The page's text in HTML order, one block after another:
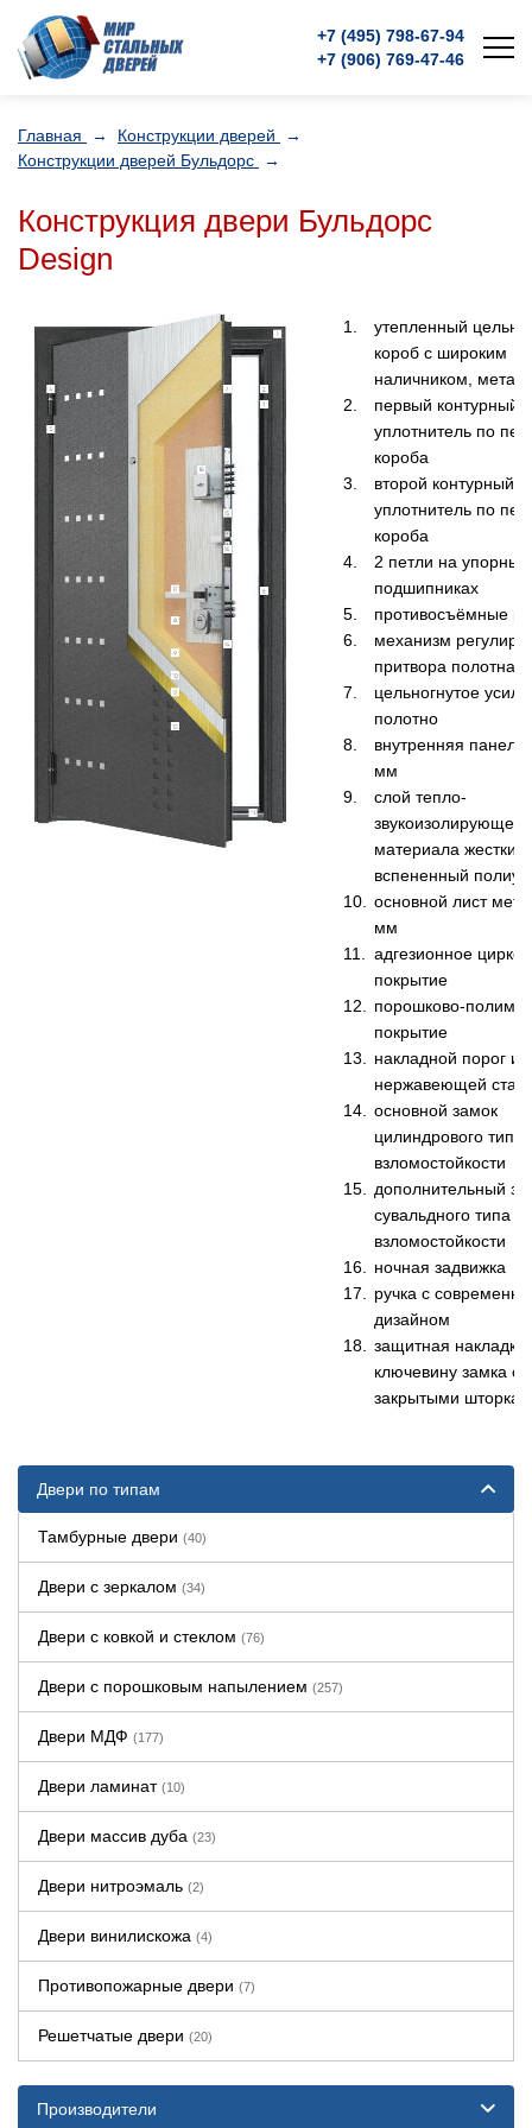
+7 (495) 798-67-94
+7 (906) 769-47-46
Главная → Конструкции дверей
→
Конструкции дверей Бульдорс
→
Конструкция двери Бульдорс
Design
утепленный
короб с широким
наличником,
первый контурный
уплотнитель по
короба
второй контурный
уплотнитель по
короба
2 петли на упорных
подшипниках
противосъёмные
механизм
притвора полотна
цельногнутое
полотно
внутренняя
мм
слой тепло-
звукоизолирующего
материала жесткий
вспененный
основной лист
мм
адгезионное
покрытие
порошково-
покрытие
накладной порог из
нержавеющей
основной замок
цилиндрового типа
взломостойкости
дополнительный
сувальдного типа 4
взломостойкости
ночная задвижка
ручка с
дизайном
защитная накладка
ключевину замка с
закрытыми
Двери по типам
Тамбурные двери (40)
Двери с зеркалом (34)
Двери с ковкой и стеклом (76)
Двери с порошковым напылением (257)
Двери МДФ (177)
Двери ламинат (10)
Двери массив дуба (23)
Двери нитроэмаль (2)
Двери винилискожа (4)
Противопожарные двери (7)
Решетчатые двери (20)
Производители